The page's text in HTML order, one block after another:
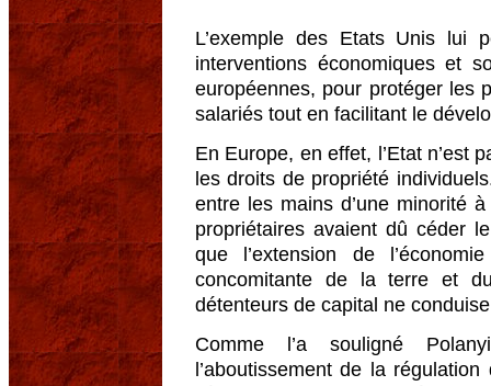
L’exemple des Etats Unis lui
interventions économiques et
européennes, pour protéger les
salariés tout en facilitant le
En Europe, en effet, l’Etat n’est
les droits de propriété
entre les mains d’une minorité
propriétaires avaient dû céder
que l’extension de
concomitante de la terre et
détenteurs de capital ne
Comme l’a souligné
l’aboutissement de la